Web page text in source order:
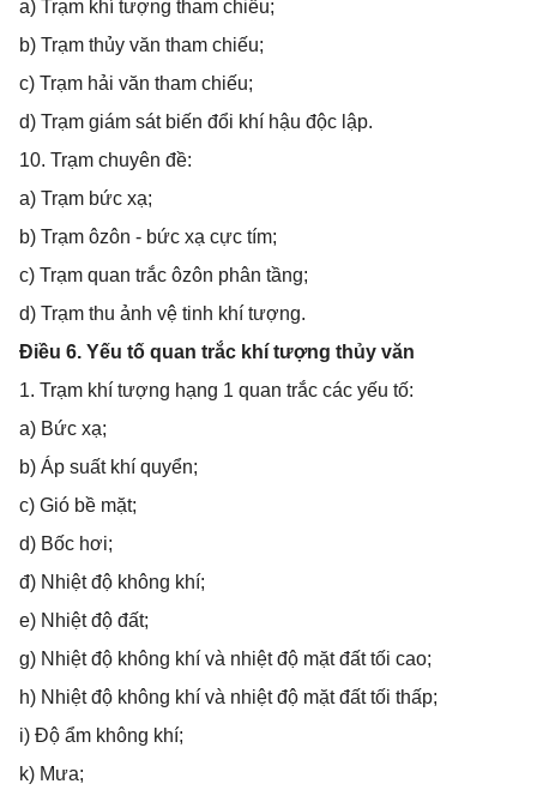
a) Trạm khí tượng tham chiếu;
b) Trạm thủy văn tham chiếu;
c) Trạm hải văn tham chiếu;
d) Trạm giám sát biến đổi khí hậu độc lập.
10. Trạm chuyên đề:
a) Trạm bức xạ;
b) Trạm ôzôn - bức xạ cực tím;
c) Trạm quan trắc ôzôn phân tầng;
d) Trạm thu ảnh vệ tinh khí tượng.
Điều 6. Yếu tố quan trắc khí tượng thủy văn
1. Trạm khí tượng hạng 1 quan trắc các yếu tố:
a) Bức xạ;
b) Áp suất khí quyển;
c) Gió bề mặt;
d) Bốc hơi;
đ) Nhiệt độ không khí;
e) Nhiệt độ đất;
g) Nhiệt độ không khí và nhiệt độ mặt đất tối cao;
h) Nhiệt độ không khí và nhiệt độ mặt đất tối thấp;
i) Độ ẩm không khí;
k) Mưa;